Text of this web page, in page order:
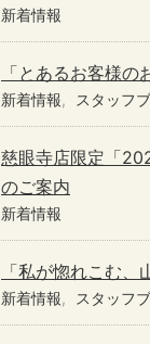
新着情報
「とあるお客様の
新着情報 スタッフ
慈眼寺店限定「
のご案内
新着情報
「私が惚れこむ、
新着情報 スタッフ